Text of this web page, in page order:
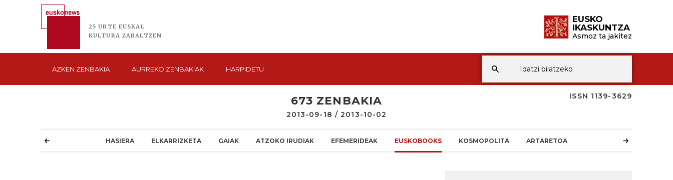
25 URTE EUSKAL
KULTURA ZABALTZEN
EUSKO
IKASKUNTZA
Asmoz ta jakitez
AZKEN ZENBAKIA AURREKO ZENBAKIAK HARPIDETU
ISSN 1139-3629
673 ZENBAKIA
2013-09-18 / 2013-10-02
HASIERA ELKARRIZKETA GAIAK ATZOKO IRUDIAK EFEMERIDEAK EUSKOBOOKS KOSMOPOLITA ARTARETOA